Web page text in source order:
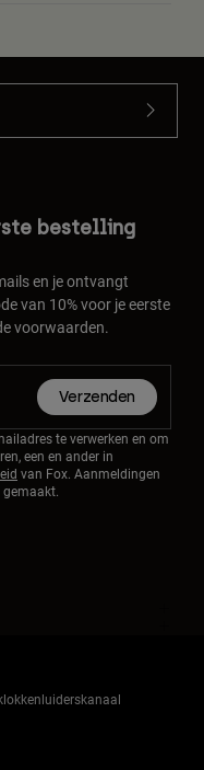
bestelling
en je ontvangt
van 10% voor je eerste
voorwaarden.
Verzenden
te verwerken en om
een en ander in
van Fox. Aanmeldingen